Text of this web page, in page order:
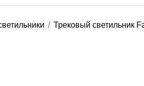
Трековый светильник